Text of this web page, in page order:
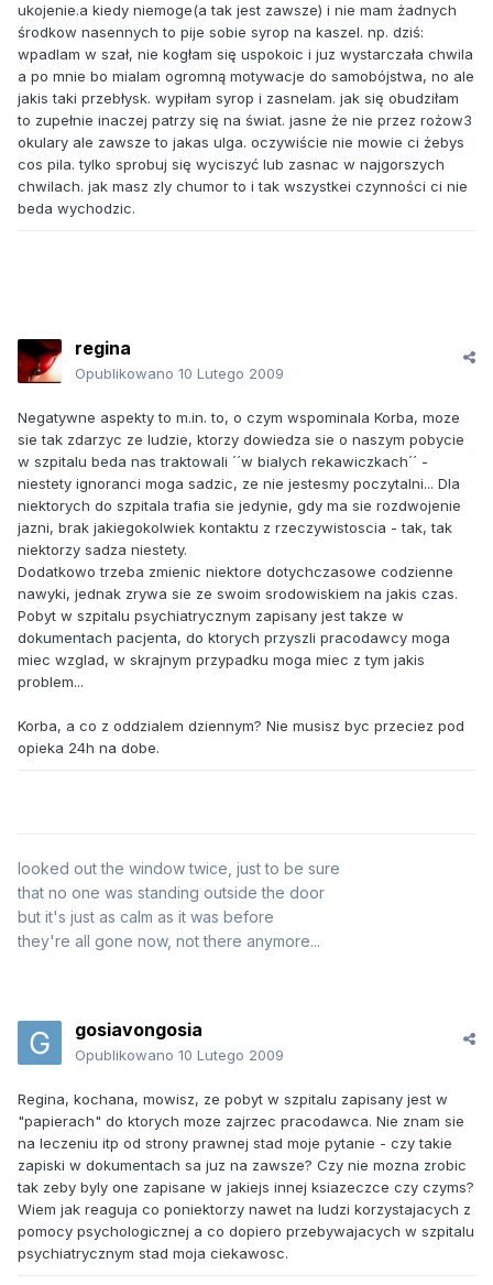
ukojenie.a kiedy niemoge(a tak jest zawsze) i nie mam żadnych
środkow nasennych to pije sobie syrop na kaszel. np. dziś:
wpadlam w szał, nie kogłam się uspokoic i juz wystarczała chwila
a po mnie bo mialam ogromną motywacje do samobójstwa, no ale
jakis taki przebłysk. wypiłam syrop i zasnelam. jak się obudziłam
to zupełnie inaczej patrzy się na świat. jasne że nie przez rożow3
okulary ale zawsze to jakas ulga. oczywiście nie mowie ci żebys
cos pila. tylko sprobuj się wyciszyć lub zasnac w najgorszych
chwilach. jak masz zly chumor to i tak wszystkei czynności ci nie
beda wychodzic.
regina
Opublikowano 10 Lutego 2009
Negatywne aspekty to m.in. to, o czym wspominala Korba, moze
sie tak zdarzyc ze ludzie, ktorzy dowiedza sie o naszym pobycie
w szpitalu beda nas traktowali ´´w bialych rekawiczkach´´ -
niestety ignoranci moga sadzic, ze nie jestesmy poczytalni... Dla
niektorych do szpitala trafia sie jedynie, gdy ma sie rozdwojenie
jazni, brak jakiegokolwiek kontaktu z rzeczywistoscia - tak, tak
niektorzy sadza niestety.
Dodatkowo trzeba zmienic niektore dotychczasowe codzienne
nawyki, jednak zrywa sie ze swoim srodowiskiem na jakis czas.
Pobyt w szpitalu psychiatrycznym zapisany jest takze w
dokumentach pacjenta, do ktorych przyszli pracodawcy moga
miec wzglad, w skrajnym przypadku moga miec z tym jakis
problem...
Korba, a co z oddzialem dziennym? Nie musisz byc przeciez pod
opieka 24h na dobe.
looked out the window twice, just to be sure
that no one was standing outside the door
but it's just as calm as it was before
they're all gone now, not there anymore...
gosiavongosia
Opublikowano 10 Lutego 2009
Regina, kochana, mowisz, ze pobyt w szpitalu zapisany jest w
"papierach" do ktorych moze zajrzec pracodawca. Nie znam sie
na leczeniu itp od strony prawnej stad moje pytanie - czy takie
zapiski w dokumentach sa juz na zawsze? Czy nie mozna zrobic
tak zeby byly one zapisane w jakiejs innej ksiazeczce czy czyms?
Wiem jak reaguja co poniektorzy nawet na ludzi korzystajacych z
pomocy psychologicznej a co dopiero przebywajacych w szpitalu
psychiatrycznym stad moja ciekawosc.